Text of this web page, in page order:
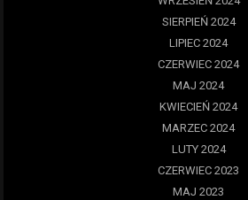
SIERPIEŃ 2024
LIPIEC 2024
CZERWIEC 2024
MAJ 2024
KWIECIEŃ 2024
MARZEC 2024
LUTY 2024
CZERWIEC 2023
MAJ 2023